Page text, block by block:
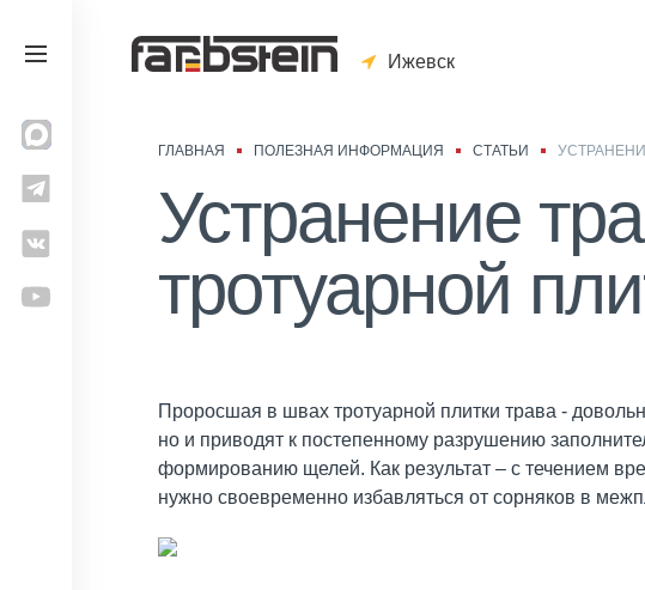
Ижевск
ГЛАВНАЯ ПОЛЕЗНАЯ ИНФОРМАЦИЯ СТАТЬИ
Устранение
тротуарной
Проросшая в швах тротуарной плитки трава -
но и приводят к постепенному разрушению
формированию щелей. Как результат – с течением
нужно своевременно избавляться от сорняков в